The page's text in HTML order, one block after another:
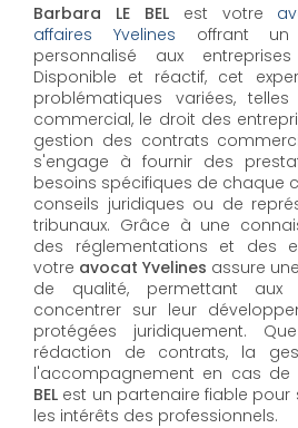
Barbara LE BELest votre
affaires Yvelines offrant un
personnalisé aux
Disponible et réactif, cet
problématiques variées,
commercial, le droit des
gestion des contrats
s'engage à fournir des
besoins spécifiques de chaque
conseils juridiques ou de
tribunaux. Grâce à une
des réglementations et des
votre avocat Yvelines assure
de qualité, permettant aux
concentrer sur leur
protégées juridiquement.
rédaction de contrats, la
l'accompagnement en cas de
BEL​​​​​​​ est un partenaire fiable pour
les intérêts des professionnels.